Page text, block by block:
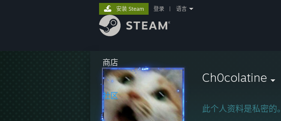
商店
社区
安装 Steam 登录 语言
Ch0colatine
此个人资料是私密的。